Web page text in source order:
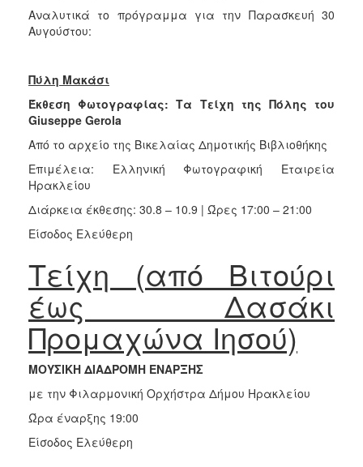
Αναλυτικά το πρόγραμμα για την Παρασκευή 30
Αυγούστου:
Πύλη Μακάσι
Έκθεση Φωτογραφίας: Τα Τείχη της Πόλης του
Giuseppe Gerola
Από το αρχείο της Βικελαίας Δημοτικής Βιβλιοθήκης
Επιμέλεια: Ελληνική Φωτογραφική Εταιρεία
Ηρακλείου
Διάρκεια έκθεσης: 30.8 – 10.9 | Ώρες 17:00 – 21:00
Είσοδος Ελεύθερη
Τείχη (από Βιτούρι
έως Δασάκι
Προμαχώνα Ιησού)
ΜΟΥΣΙΚΗ ΔΙΑΔΡΟΜΗ ΕΝΑΡΞΗΣ
με την Φιλαρμονική Ορχήστρα Δήμου Ηρακλείου
Ώρα έναρξης 19:00
Είσοδος Ελεύθερη